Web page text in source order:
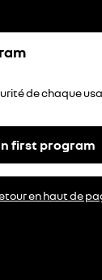
de chaque
first program
en haut de